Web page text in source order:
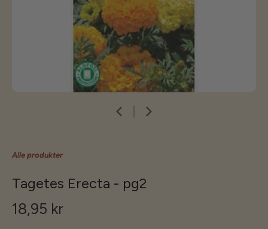
Alle produkter
Tagetes Erecta - pg2
18,95 kr